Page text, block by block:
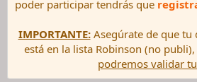
poder participar tendrás que
IMPORTANTE:Asegúrate de que tu
está en la lista Robinson (no
podremos validar